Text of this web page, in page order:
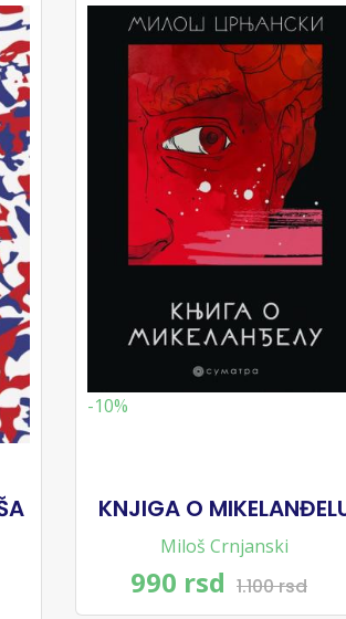
-10%
KNJIGA O
Miloš Crnjanski
990 rsd 1.100 rsd